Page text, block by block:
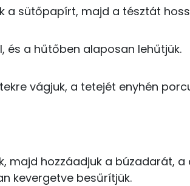
C vitamin:
Riboflavin -
a sütőpapírt, majd a tésztát
és a hűtőben alaposan lehűtjük.
vágjuk, a tetejét enyhén
majd hozzáadjuk a búzadarát,
kevergetve besűrítjük.